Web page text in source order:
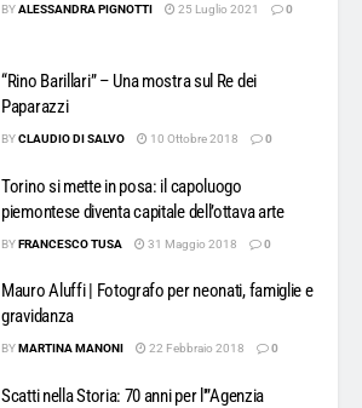
BYALESSANDRA PIGNOTTI 25 Luglio 2021 0
“Rino Barillari” – Una mostra sul Re dei
Paparazzi
BYCLAUDIO DI SALVO 10 Ottobre 2018 0
Torino si mette in posa: il capoluogo
piemontese diventa capitale dell’ottava arte
BYFRANCESCO TUSA 31 Maggio 2018 0
Mauro Aluffi | Fotografo per neonati, famiglie e
gravidanza
BYMARTINA MANONI 22 Febbraio 2018 0
Scatti nella Storia: 70 anni per l'”Agenzia